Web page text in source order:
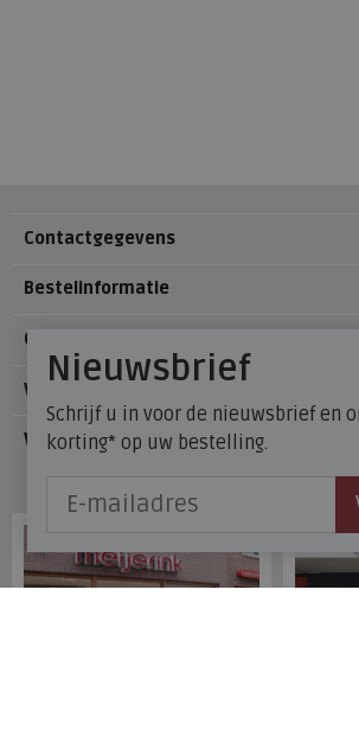
Contactgegevens
Bestelinformatie
Over Meijerink Schoenen
Voetzorg
Veelgestelde vragen
Nieuwsbrief
Schrijf u in voor de nieuwsbrief en
korting* op uw bestelling.